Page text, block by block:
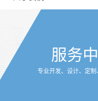
服务
专业开发、设计、定制